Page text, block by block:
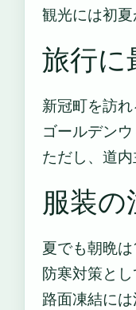
観光には初夏
旅行に
新冠町を訪
ゴールデン
ただし、道
服装の
夏でも朝晩
防寒対策と
路面凍結には